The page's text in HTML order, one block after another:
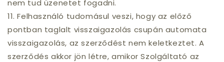
nem tud üzenetet fogadni.
11. Felhasználó tudomásul veszi, hogy az előző
pontban taglalt visszaigazolás csupán automata
visszaigazolás, az szerződést nem keletkeztet. A
szerződés akkor jön létre, amikor Szolgáltató az